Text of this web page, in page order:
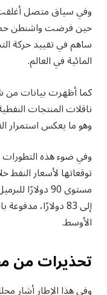
وفي سياق متصل
حين فرضت واشنطن
ساهم في تقييد حركة
المائية في العالم.
كما أظهرت بيانات من
ناقلات المنتجات
وهو ما يعكس استمرار
وفي ضوء هذه
توقعاتها لأسعار النفط
مستوى 90
إلى 83 دولارًا،
الأوسط.
تحذيرات من